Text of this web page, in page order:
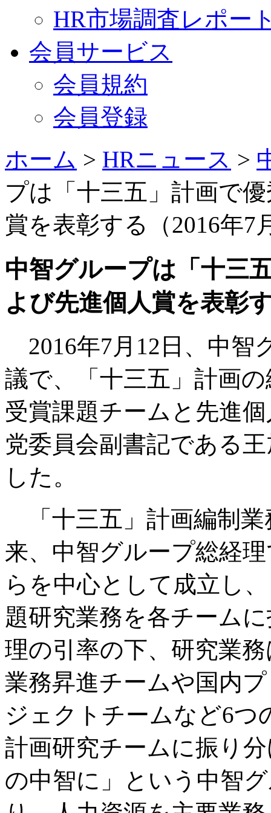
HR市場調査レポー
会員サービス
会員規約
会員登録
ホーム > HRニュース >
プは「十三五」計画で
賞を表彰する（2016年7
中智グループは「十三
よび先進個人賞を表彰
2016年7月12日、中智
議で、「十三五」計画
受賞課題チームと先進
党委員会副書記である
した。
「十三五」計画編制
来、中智グループ総経
らを中心として成立し
題研究業務を各チーム
理の引率の下、研究業
業務昇進チームや国内
ジェクトチームなど6つ
計画研究チームに振り
の中智に」という中智